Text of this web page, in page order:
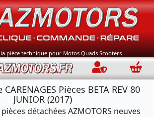
pièce technique pour Motos Quads Scooters
Connection
Pièces BETA REV 80
JUNIOR (2017)
détachées AZMOTORS neuves